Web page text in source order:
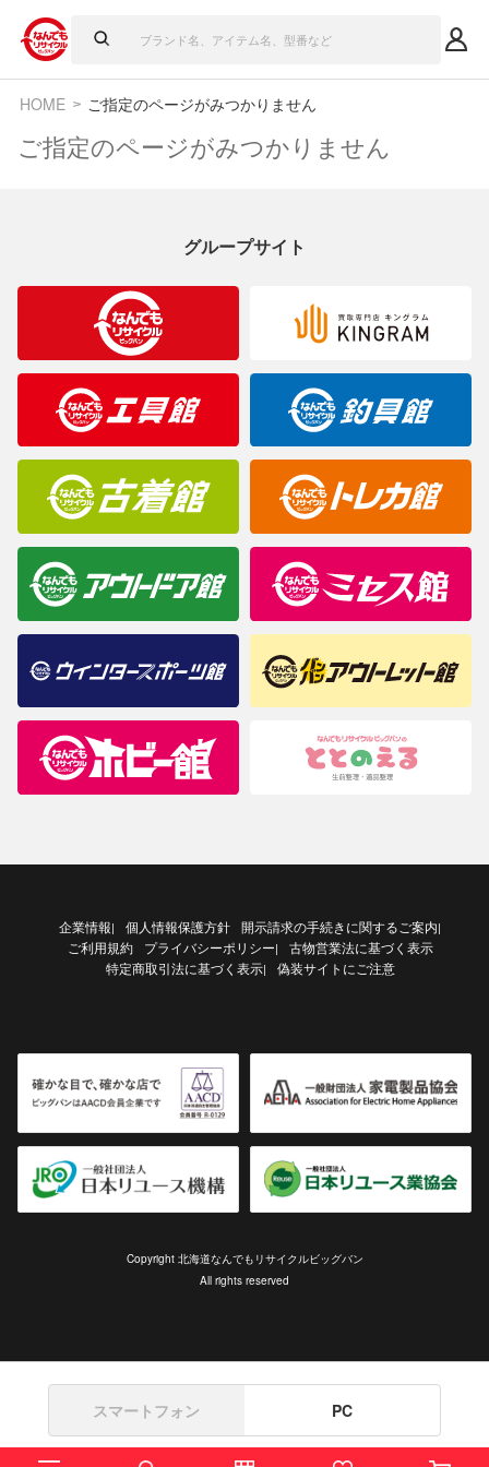
HOME ご指定のページがみつかりません
ご指定のページがみつかりません
グループサイト
企業情報| 個人情報保護方針 開示請求の手続きに関するご案内|
ご利用規約 プライバシーポリシー|
古物営業法に基づく表示
特定商取引法に基づく表示| 偽装サイトにご注意
Copyright 北海道なんでもリサイクルビッグバン
All rights reserved
スマートフォン PC